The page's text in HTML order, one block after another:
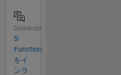
Domanda
S-
Function
をイ
ンラ